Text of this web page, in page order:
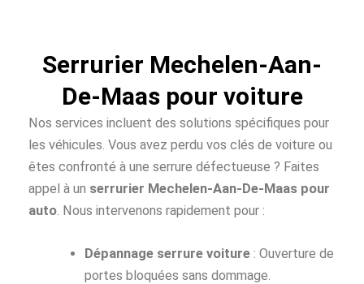
Serrurier Mechelen-Aan-
De-Maas pour voiture
Nos services incluent des solutions spécifiques pour
les véhicules. Vous avez perdu vos clés de voiture ou
êtes confronté à une serrure défectueuse ? Faites
appel à un serrurier Mechelen-Aan-De-Maas pour
auto . Nous intervenons rapidement pour :
Dépannage serrure voiture : Ouverture de
portes bloquées sans dommage.